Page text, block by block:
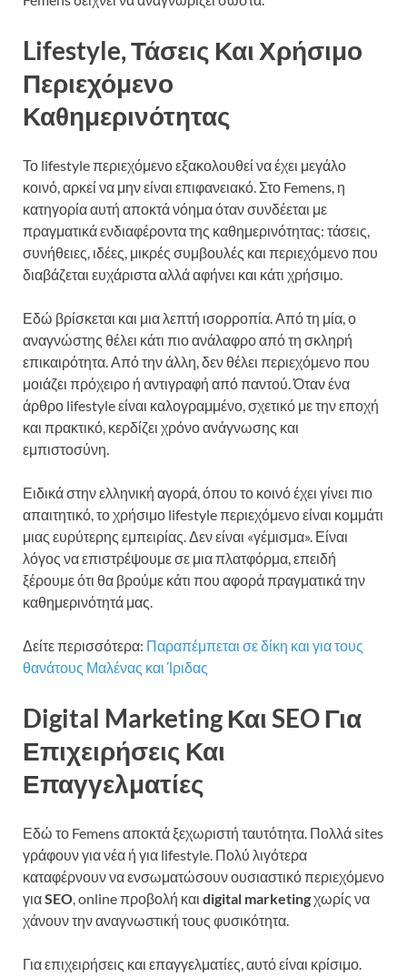
Lifestyle, Τάσεις Και Χρήσιμο
Περιεχόμενο
Καθημερινότητας
Το lifestyle περιεχόμενο εξακολουθεί να έχει μεγάλο
κοινό, αρκεί να μην είναι επιφανειακό. Στο Femens, η
κατηγορία αυτή αποκτά νόημα όταν συνδέεται με
πραγματικά ενδιαφέροντα της καθημερινότητας: τάσεις,
συνήθειες, ιδέες, μικρές συμβουλές και περιεχόμενο που
διαβάζεται ευχάριστα αλλά αφήνει και κάτι χρήσιμο.
Εδώ βρίσκεται και μια λεπτή ισορροπία. Από τη μία, ο
αναγνώστης θέλει κάτι πιο ανάλαφρο από τη σκληρή
επικαιρότητα. Από την άλλη, δεν θέλει περιεχόμενο που
μοιάζει πρόχειρο ή αντιγραφή από παντού. Όταν ένα
άρθρο lifestyle είναι καλογραμμένο, σχετικό με την εποχή
και πρακτικό, κερδίζει χρόνο ανάγνωσης και
εμπιστοσύνη.
Ειδικά στην ελληνική αγορά, όπου το κοινό έχει γίνει πιο
απαιτητικό, το χρήσιμο lifestyle περιεχόμενο είναι κομμάτι
μιας ευρύτερης εμπειρίας. Δεν είναι «γέμισμα». Είναι
λόγος να επιστρέψουμε σε μια πλατφόρμα, επειδή
ξέρουμε ότι θα βρούμε κάτι που αφορά πραγματικά την
καθημερινότητά μας.
Δείτε περισσότερα: Παραπέμπεται σε δίκη και για τους
θανάτους Μαλένας και Ίριδας
Digital Marketing Και SEO Για
Επιχειρήσεις Και
Επαγγελματίες
Εδώ το Femens αποκτά ξεχωριστή ταυτότητα. Πολλά sites
γράφουν για νέα ή για lifestyle. Πολύ λιγότερα
καταφέρνουν να ενσωματώσουν ουσιαστικό περιεχόμενο
γιαSEO, online προβολή και digital marketingχωρίς να
χάνουν την αναγνωστική τους φυσικότητα.
Για επιχειρήσεις και επαγγελματίες, αυτό είναι κρίσιμο.